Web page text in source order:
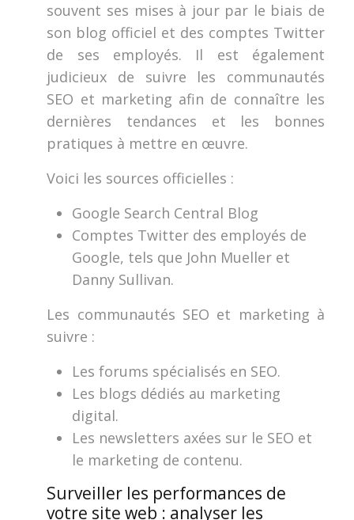
souvent ses mises à jour par le biais de
son blog officiel et des comptes Twitter
de ses employés. Il est également
judicieux de suivre les communautés
SEO et marketing afin de connaître les
dernières tendances et les bonnes
pratiques à mettre en œuvre.
Voici les sources officielles :
Google Search Central Blog
Comptes Twitter des employés de
Google, tels que John Mueller et
Danny Sullivan.
Les communautés SEO et marketing à
suivre :
Les forums spécialisés en SEO.
Les blogs dédiés au marketing
digital.
Les newsletters axées sur le SEO et
le marketing de contenu.
Surveiller les performances de
votre site web : analyser les